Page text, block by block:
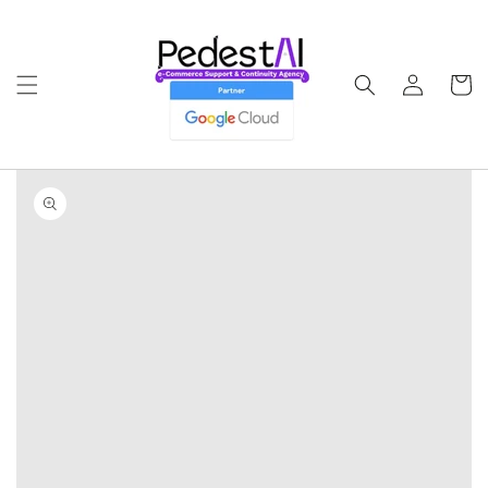
sesión
Carrito
directamente
a la
información